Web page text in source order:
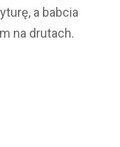
a babcia
na drutach.